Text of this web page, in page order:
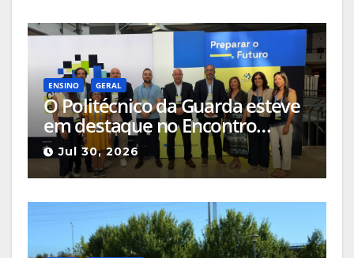
ENSINO GERAL
O Politécnico da Guarda esteve
em destaque no Encontro
Ciência e Inovação 2026 com
seleção de três sessões
científicas
Jul 30, 2026